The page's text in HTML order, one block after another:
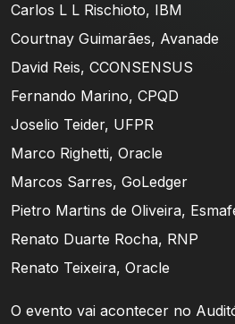
Carlos L L Rischioto, IBM
Courtnay Guimarães, Avanade
David Reis, CCONSENSUS
Fernando Marino, CPQD
Joselio Teider, UFPR
Marco Righetti, Oracle
Marcos Sarres, GoLedger
Pietro Martins de Oliveira,
Renato Duarte Rocha, RNP
Renato Teixeira, Oracle
O evento vai acontecer no